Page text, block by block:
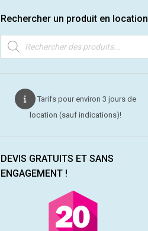
Rechercher un produit en location
Recherche
de
produits
Tarifs pour environ 3 jours de
location (sauf indications)!
DEVIS GRATUITS ET SANS
ENGAGEMENT !